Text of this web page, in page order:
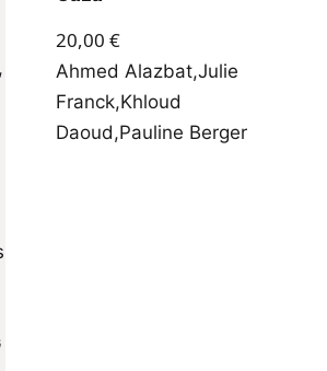
20,00 €
Ahmed Alazbat,Julie
Franck,Khloud
Daoud,Pauline Berger